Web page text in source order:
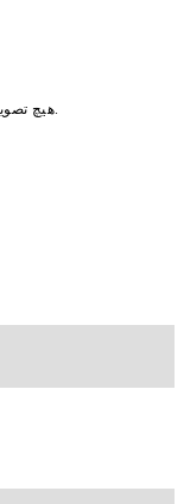
هیچ تصویر پروفایلی برای این شماره پیدا نشد.